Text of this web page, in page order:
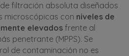
filtración absoluta diseñados
microscópicas con niveles de
elevados frente al
penetrante (MPPS). Se
de contaminación no es